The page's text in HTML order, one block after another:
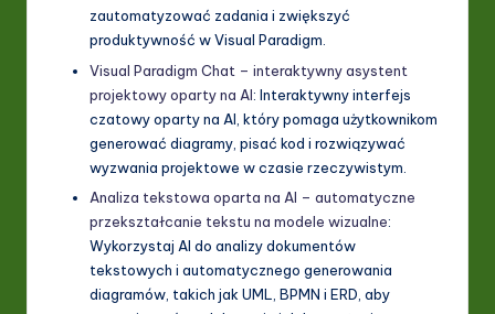
zautomatyzować zadania i zwiększyć
produktywność w Visual Paradigm.
Visual Paradigm Chat – interaktywny asystent
projektowy oparty na AI: Interaktywny interfejs
czatowy oparty na AI, który pomaga użytkownikom
generować diagramy, pisać kod i rozwiązywać
wyzwania projektowe w czasie rzeczywistym.
Analiza tekstowa oparta na AI – automatyczne
przekształcanie tekstu na modele wizualne:
Wykorzystaj AI do analizy dokumentów
tekstowych i automatycznego generowania
diagramów, takich jak UML, BPMN i ERD, aby